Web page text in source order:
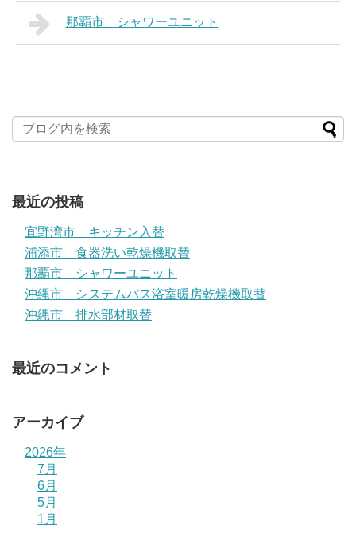
那覇市 シャワーユニット
最近の投稿
宜野湾市 キッチン入替
浦添市 食器洗い乾燥機取替
那覇市 シャワーユニット
沖縄市 システムバス浴室暖房乾燥機取替
沖縄市 排水部材取替
最近のコメント
アーカイブ
2026年
7月
6月
5月
1月